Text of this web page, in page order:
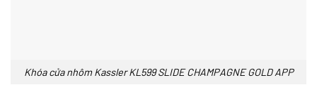
Khóa cửa nhôm Kassler KL599 SLIDE CHAMPAGNE GOLD APP